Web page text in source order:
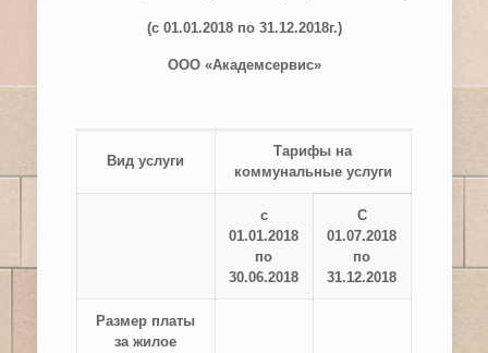
(с 01.01.2018 по 31.12.2018г.)
ООО «Академсервис»
Вид услуги
Тарифы на
коммунальные услуги
с
01.01.2018
по
30.06.2018
С
01.07.2018
по
31.12.2018
Размер платы
за жилое